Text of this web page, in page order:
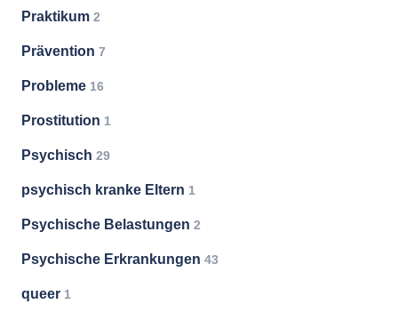
Praktikum 2
Prävention 7
Probleme 16
Prostitution 1
Psychisch 29
psychisch kranke Eltern 1
Psychische Belastungen 2
Psychische Erkrankungen 43
queer 1